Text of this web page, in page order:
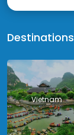
Destinations
Vietnam